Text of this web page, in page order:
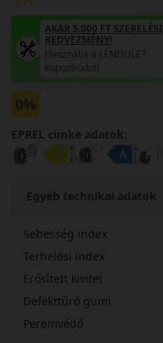
AKÁR 5.000 FT SZERELÉSI
KEDVEZMÉNY!
Használja a LENDÜLET
kuponkódot!
0%
EPREL cimke adatok:
Egyéb technikai adatok
Sebesség index
Terhelési index
Erősített kivitel
Defekttűrő gumi
Peremvédő